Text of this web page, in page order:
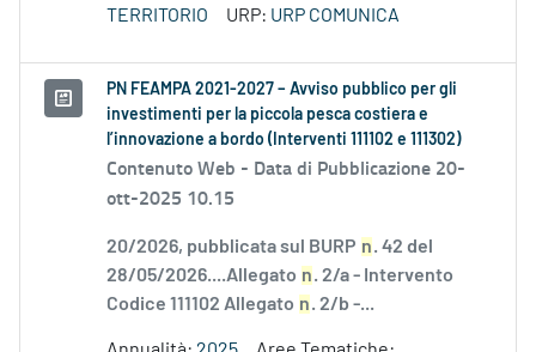
TERRITORIO
URP: URP COMUNICA
PN FEAMPA 2021-2027 – Avviso pubblico per gli
investimenti per la piccola pesca costiera e
l’innovazione a bordo (Interventi 111102 e 111302)
Contenuto Web - Data di Pubblicazione 20-
ott-2025 10.15
20/2026, pubblicata sul BURP n. 42 del
28/05/2026....Allegato n. 2/a - Intervento
Codice 111102 Allegato n. 2/b -...